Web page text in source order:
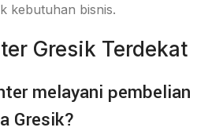
kebutuhan bisnis.
Gresik Terdekat
melayani pembelian
Gresik?